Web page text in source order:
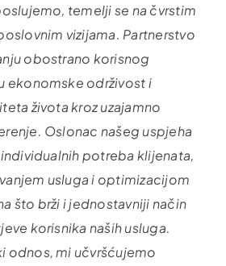
temelji se na čvrstim
vizijama. Partnerstvo
obostrano korisnog
ekonomske održivost i
života kroz uzajamno
Oslonac našeg uspjeha
individualnih potreba klijenata,
usluga i optimizacijom
što brži i jednostavniji način
korisnika naših usluga.
odnos, mi učvršćujemo